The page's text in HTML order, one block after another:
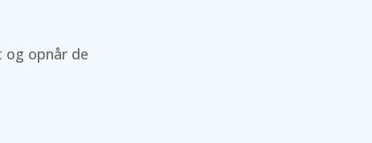
og opnår de